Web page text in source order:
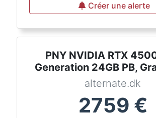
Créer une alerte
PNY NVIDIA RTX
Generation 24GB PB,
alternate.dk
2759 €